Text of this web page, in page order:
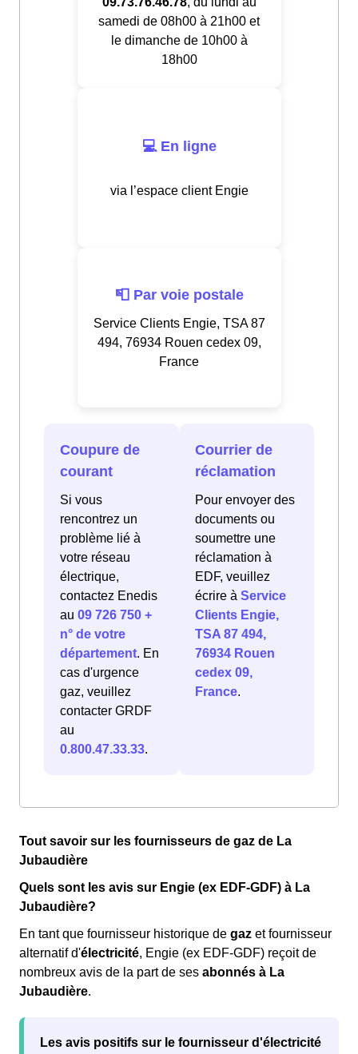
samedi de 08h00 à 21h00 et
le dimanche de 10h00 à
18h00
💻 En ligne
via l’espace client Engie
📮 Par voie postale
Service Clients Engie, TSA 87
494, 76934 Rouen cedex 09,
France
Coupure de
courant
Si vous
rencontrez un
problème lié à
votre réseau
électrique,
contactez Enedis
au 09 726 750 +
n° de votre
département. En
cas d'urgence
gaz, veuillez
contacter GRDF
au
0.800.47.33.33.
Courrier de
réclamation
Pour envoyer des
documents ou
soumettre une
réclamation à
EDF, veuillez
écrire à Service
Clients Engie,
TSA 87 494,
76934 Rouen
cedex 09,
France.
Tout savoir sur les fournisseurs de gaz de La
Jubaudière
Quels sont les avis sur Engie (ex EDF-GDF) à La
Jubaudière?
En tant que fournisseur historique de gaz et fournisseur
alternatif d'électricité, Engie (ex EDF-GDF) reçoit de
nombreux avis de la part de ses abonnés à La
Jubaudière.
Les avis positifs sur le fournisseur d'électricité